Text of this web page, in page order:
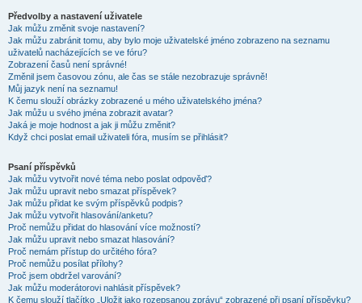
Předvolby a nastavení uživatele
Jak můžu změnit svoje nastavení?
Jak můžu zabránit tomu, aby bylo moje uživatelské jméno zobrazeno na seznamu
uživatelů nacházejících se ve fóru?
Zobrazení časů není správné!
Změnil jsem časovou zónu, ale čas se stále nezobrazuje správně!
Můj jazyk není na seznamu!
K čemu slouží obrázky zobrazené u mého uživatelského jména?
Jak můžu u svého jména zobrazit avatar?
Jaká je moje hodnost a jak ji můžu změnit?
Když chci poslat email uživateli fóra, musím se přihlásit?
Psaní příspěvků
Jak můžu vytvořit nové téma nebo poslat odpověď?
Jak můžu upravit nebo smazat příspěvek?
Jak můžu přidat ke svým příspěvků podpis?
Jak můžu vytvořit hlasování/anketu?
Proč nemůžu přidat do hlasování více možností?
Jak můžu upravit nebo smazat hlasování?
Proč nemám přístup do určitého fóra?
Proč nemůžu posílat přílohy?
Proč jsem obdržel varování?
Jak můžu moderátorovi nahlásit příspěvek?
K čemu slouží tlačítko „Uložit jako rozepsanou zprávu“ zobrazené při psaní příspěvku?